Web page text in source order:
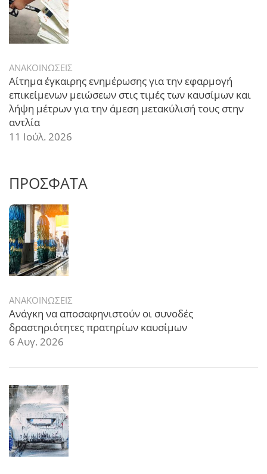
ΑΝΑΚΟΙΝΩΣΕΙΣ
Αίτημα έγκαιρης ενημέρωσης για την εφαρμογή
επικείμενων μειώσεων στις τιμές των καυσίμων και
λήψη μέτρων για την άμεση μετακύλισή τους στην
αντλία
11 Ιούλ. 2026
ΠΡΟΣΦΑΤΑ
ΑΝΑΚΟΙΝΩΣΕΙΣ
Ανάγκη να αποσαφηνιστούν οι συνοδές
δραστηριότητες πρατηρίων καυσίμων
6 Αυγ. 2026